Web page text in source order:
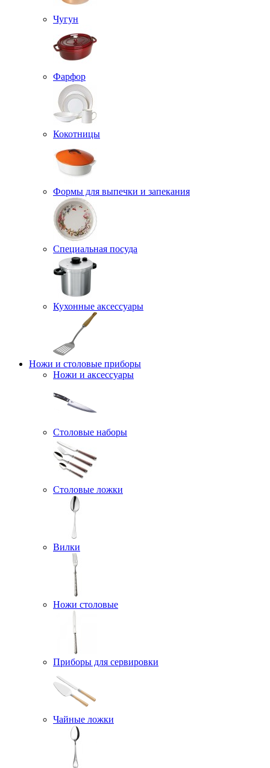
Чугун
Фарфор
Кокотницы
Формы для выпечки и запекания
Специальная посуда
Кухонные аксессуары
Ножи и столовые приборы
Ножи и аксессуары
Столовые наборы
Столовые ложки
Вилки
Ножи столовые
Приборы для сервировки
Чайные ложки